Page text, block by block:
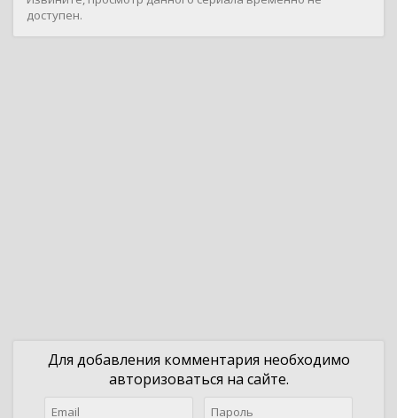
доступен.
Для добавления комментария необходимо
авторизоваться на сайте.